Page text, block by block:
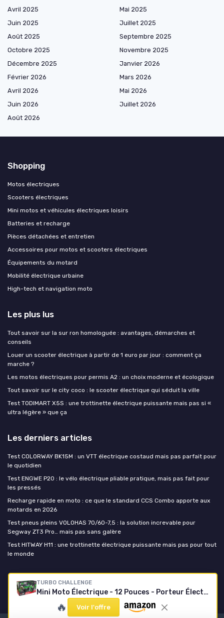
TURBO CHALLENGE
Mini Moto Électrique - 12 Pouces - Porteur Électrique - 50Kg Max - 119345 - Vert - Batterie Rechargeable - 12V 80W - Démarrage au Guidon - Cadeau Anniversaire - Dès 6 Ans
🔥 Voir l'offre
Avril 2025
Mai 2025
Juin 2025
Juillet 2025
Août 2025
Septembre 2025
Octobre 2025
Novembre 2025
Décembre 2025
Janvier 2026
Février 2026
Mars 2026
Avril 2026
Mai 2026
Juin 2026
Juillet 2026
Août 2026
Shopping
Motos électriques
Scooters électriques
Mini motos et véhicules électriques loisirs
Batteries et recharge
Pièces détachées et entretien
Accessoires pour motos et scooters électriques
Équipements du motard
Mobilité électrique urbaine
High-tech et navigation moto
Les plus lus
Tout savoir sur la sur ron homologuée : avantages, démarches et
conseils
Louer un scooter électrique à partir de 1 euro par jour : comment ça
marche ?
Les motos électriques pour permis A2 : un choix moderne et écologique
Tout savoir sur le city coco : le scooter électrique qui séduit la ville
Test TODIMART X5S : une trottinette électrique puissante mais pas si «
ultra légère » que ça
Les derniers articles
Test COLORWAY BK15M : un VTT électrique costaud mais pas parfait pour
le quotidien
Test ENGWE P20 : le vélo électrique pliable pratique, mais pas fait pour
les pressés
Recharge rapide en moto : ce que le standard CCS Combo apporte aux
motards en 2026
Test pneus pleins VOLOHAS 70/60-7,5 : la solution increvable pour
Segway ZT3 Pro… mais pas sans galère
Test HITWAY H11 : une trottinette électrique puissante mais pas pour tout
le monde
Moto-électrique.net